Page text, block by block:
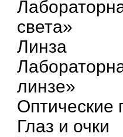
света»
Линза
линзе»
Оптические
Глаз и очки